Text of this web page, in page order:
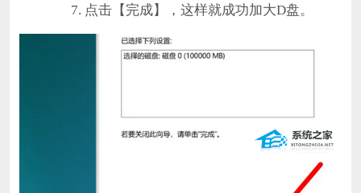
7. 点击【完成】，这样就成功加大D盘。